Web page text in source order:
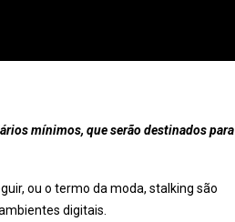
mínimos, que serão destinados para
ou o termo da moda, stalking são
digitais.